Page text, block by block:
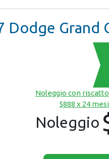
Dodge Grand
Noleggio con riscatto
$888 x 24 mesi
Noleggio